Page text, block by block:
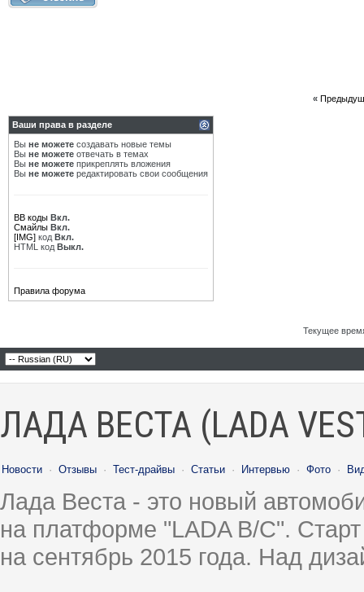
«
Ваши права в разделе
Вы не можете создавать новые темы
Вы не можете отвечать в темах
Вы не можете прикреплять вложения
Вы не можете редактировать свои сообщения
BB коды Вкл.
Смайлы Вкл.
[IMG] код Вкл.
HTML код Выкл.
Правила форума
Текущее
ЛАДА ВЕСТА (LADA
Новости · Отзывы · Тест-драйвы · Статьи · Интервью · Фото ·
Лада Веста - это новый
на платформе "LADA B/C".
на сентябрь 2015 года. Над